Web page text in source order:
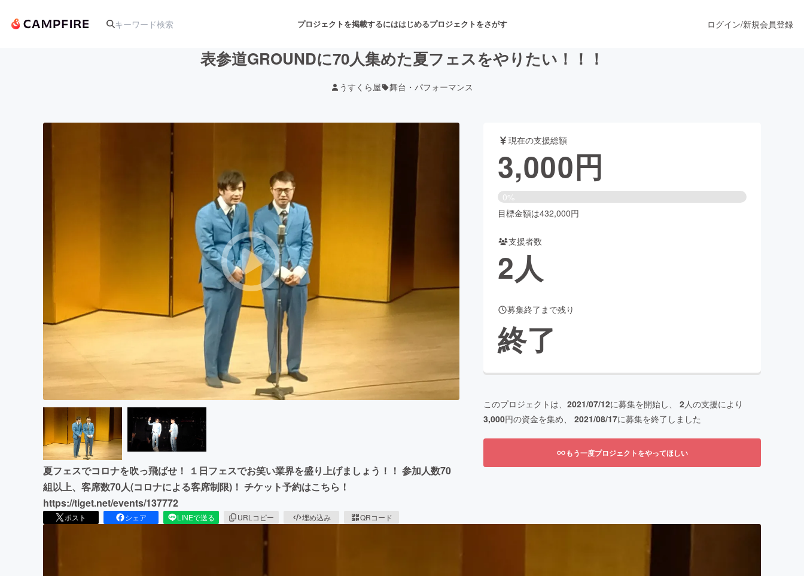
プロジェクトを掲載するにははじめるプロジェクトをさがす
舞台・パフォーマンス
テクノロジー・ガジェット ゲーム・サービス開発
書籍・雑誌出版
チャレンジ ビューティー・ヘルスケア
まちづくり・地域活性化
CAMPFIRE for Social GoodCAMPFIRE Creation
CAMPFIREふるさと納税
ログイン/新規会員登録
表参道GROUNDに70人集めた夏フェスをやりたい！！！
うすくら屋 舞台・パフォーマンス
夏フェスでコロナを吹っ飛ばせ！ １日フェスでお笑い業界を盛り上げましょう！！ 参加人数70
組以上、客席数70人(コロナによる客席制限)！ チケット予約はこちら！
https://tiget.net/events/137772
ポスト シェア LINEで送る URLコピー 埋め込み QRコード
現在の支援総額
3,000円
0%
目標金額は432,000円
支援者数
2人
募集終了まで残り
終了
このプロジェクトは、 2021/07/12に募集を開始し、 2人の支援により
3,000円の資金を集め、 2021/08/17に募集を終了しました
もう一度プロジェクトをやってほしい